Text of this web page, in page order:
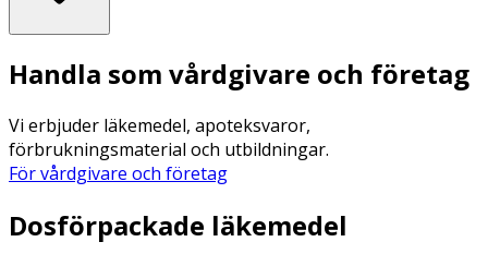
Handla som vårdgivare och företag
Vi erbjuder läkemedel, apoteksvaror,
förbrukningsmaterial och utbildningar.
För vårdgivare och företag
Dosförpackade läkemedel